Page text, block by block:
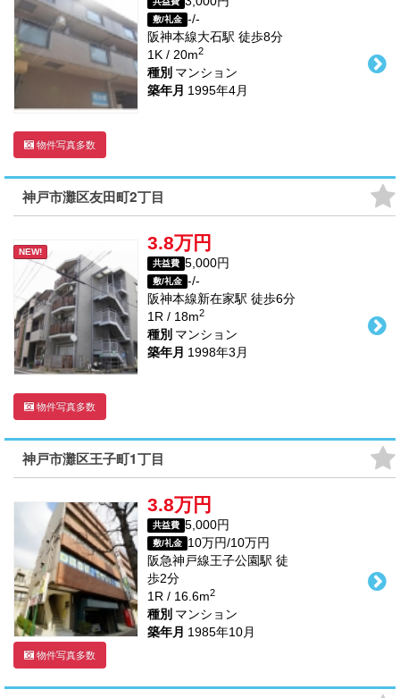
物件写真多数
敷/礼金 -/-
阪神本線大石駅 徒歩8分
1K / 20m2
種別 マンション
築年月 1995年4月
神戸市灘区友田町2丁目
NEW!
物件写真多数
3.8万円
共益費 5,000円
敷/礼金 -/-
阪神本線新在家駅 徒歩6分
1R / 18m2
種別 マンション
築年月 1998年3月
神戸市灘区王子町1丁目
物件写真多数
3.8万円
共益費 5,000円
敷/礼金
10万円/10万円
阪急神戸線王子公園駅 徒
歩2分
1R / 16.6m2
種別 マンション
築年月 1985年10月